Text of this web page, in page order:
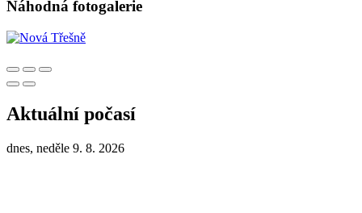
Náhodná fotogalerie
Aktuální počasí
dnes, neděle 9. 8. 2026